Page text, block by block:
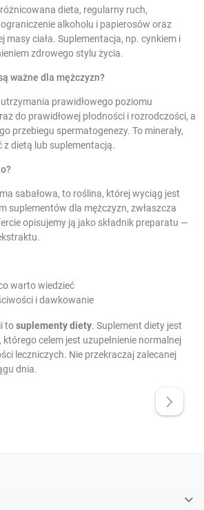
dieta, regularny ruch,
alkoholu i papierosów oraz
masy ciała. Suplementacja, np. cynkiem i
zdrowego stylu życia.
ważne dla mężczyzn?
prawidłowego poziomu
do prawidłowej płodności i rozrodczości, a
przebiegu spermatogenezy. To minerały,
dietą lub suplementacją.
sabałowa, to roślina, której wyciąg jest
suplementów dla mężczyzn, zwłaszcza
opisujemy ją jako składnik preparatu —
warto wiedzieć
i dawkowanie
tosuplementy diety. Suplement diety jest
celem jest uzupełnienie normalnej
leczniczych. Nie przekraczaj zalecanej
dnia.
